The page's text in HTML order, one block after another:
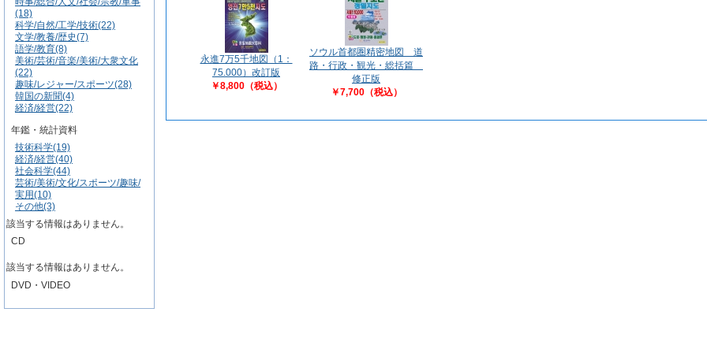
(18)
科学/自然/工学/技術(22)
文学/教養/歴史(7)
語学/教育(8)
美術/芸術/音楽/美術/大衆文化
(22)
趣味/レジャー/スポーツ(28)
韓国の新聞(4)
経済/経営(22)
年鑑・統計資料
技術科学(19)
経済/経営(40)
社会科学(44)
芸術/美術/文化/スポーツ/趣味/
実用(10)
その他(3)
該当する情報はありません。
CD
該当する情報はありません。
DVD・VIDEO
永進7万5千地図（1：
75.000）改訂版
￥8,800（税込）
ソウル首都圏精密地図 道
路・行政・観光・総括篇
修正版
￥7,700（税込）